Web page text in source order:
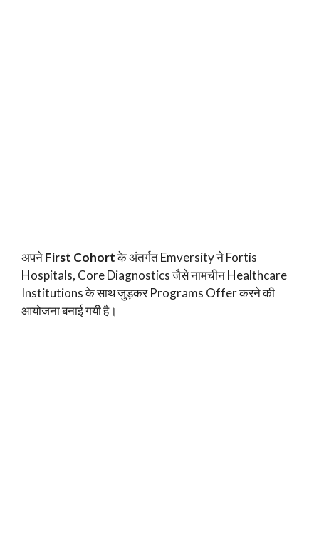
अपनेFirst Cohortके अंतर्गत Emversity ने Fortis
Hospitals, Core Diagnostics जैसे नामचीन Healthcare
Institutions के साथ जुड़कर Programs Offer करने की
आयोजना बनाई गयी है।